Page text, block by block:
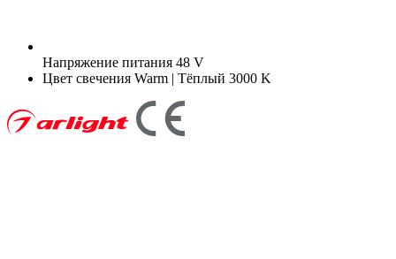
Напряжение питания 48 V
Цвет свечения Warm | Тёплый 3000 K